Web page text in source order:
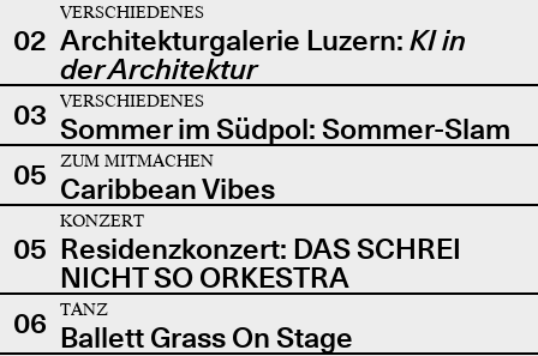
02
VERSCHIEDENES
Architekturgalerie Luzern: KI in
der Architektur
03
VERSCHIEDENES
Sommer im Südpol: Sommer-Slam
05
ZUM MITMACHEN
Caribbean Vibes
05
KONZERT
Residenzkonzert: DAS SCHREI
NICHT SO ORKESTRA
06
TANZ
Ballett Grass On Stage